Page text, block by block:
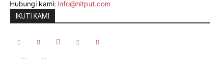
Hubungi kami: info@hitput.com
IKUTI KAMI